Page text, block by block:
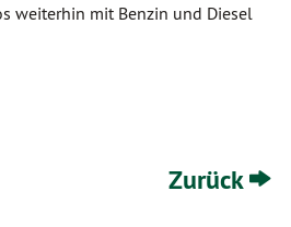
weiterhin mit Benzin und Diesel
Zurück